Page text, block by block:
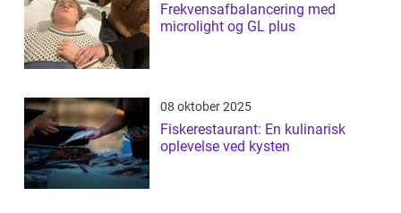
Frekvensafbalancering med
microlight og GL plus
08 oktober 2025
Fiskerestaurant: En kulinarisk
oplevelse ved kysten